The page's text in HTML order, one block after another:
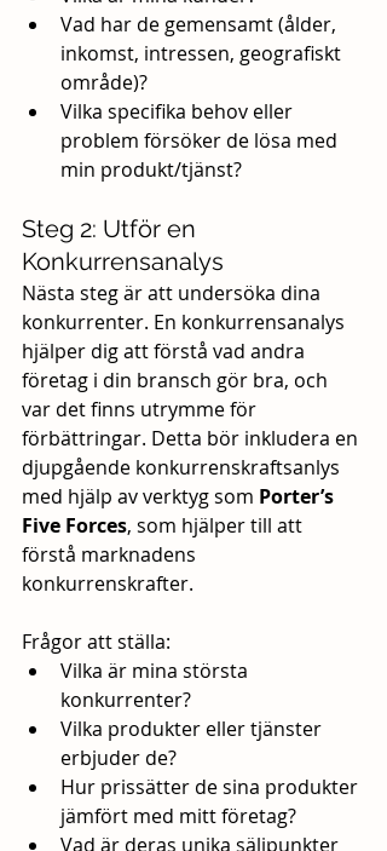
Vad har de gemensamt (ålder,
inkomst, intressen, geografiskt
område)?
Vilka specifika behov eller
problem försöker de lösa med
min produkt/tjänst?
Steg 2: Utför en
Konkurrensanalys
Nästa steg är att undersöka dina
konkurrenter. En konkurrensanalys
hjälper dig att förstå vad andra
företag i din bransch gör bra, och
var det finns utrymme för
förbättringar. Detta bör inkludera en
djupgående konkurrenskraftsanlys
med hjälp av verktyg som Porter’s
Five Forces, som hjälper till att
förstå marknadens
konkurrenskrafter.
Frågor att ställa:
Vilka är mina största
konkurrenter?
Vilka produkter eller tjänster
erbjuder de?
Hur prissätter de sina produkter
jämfört med mitt företag?
Vad är deras unika säljpunkter